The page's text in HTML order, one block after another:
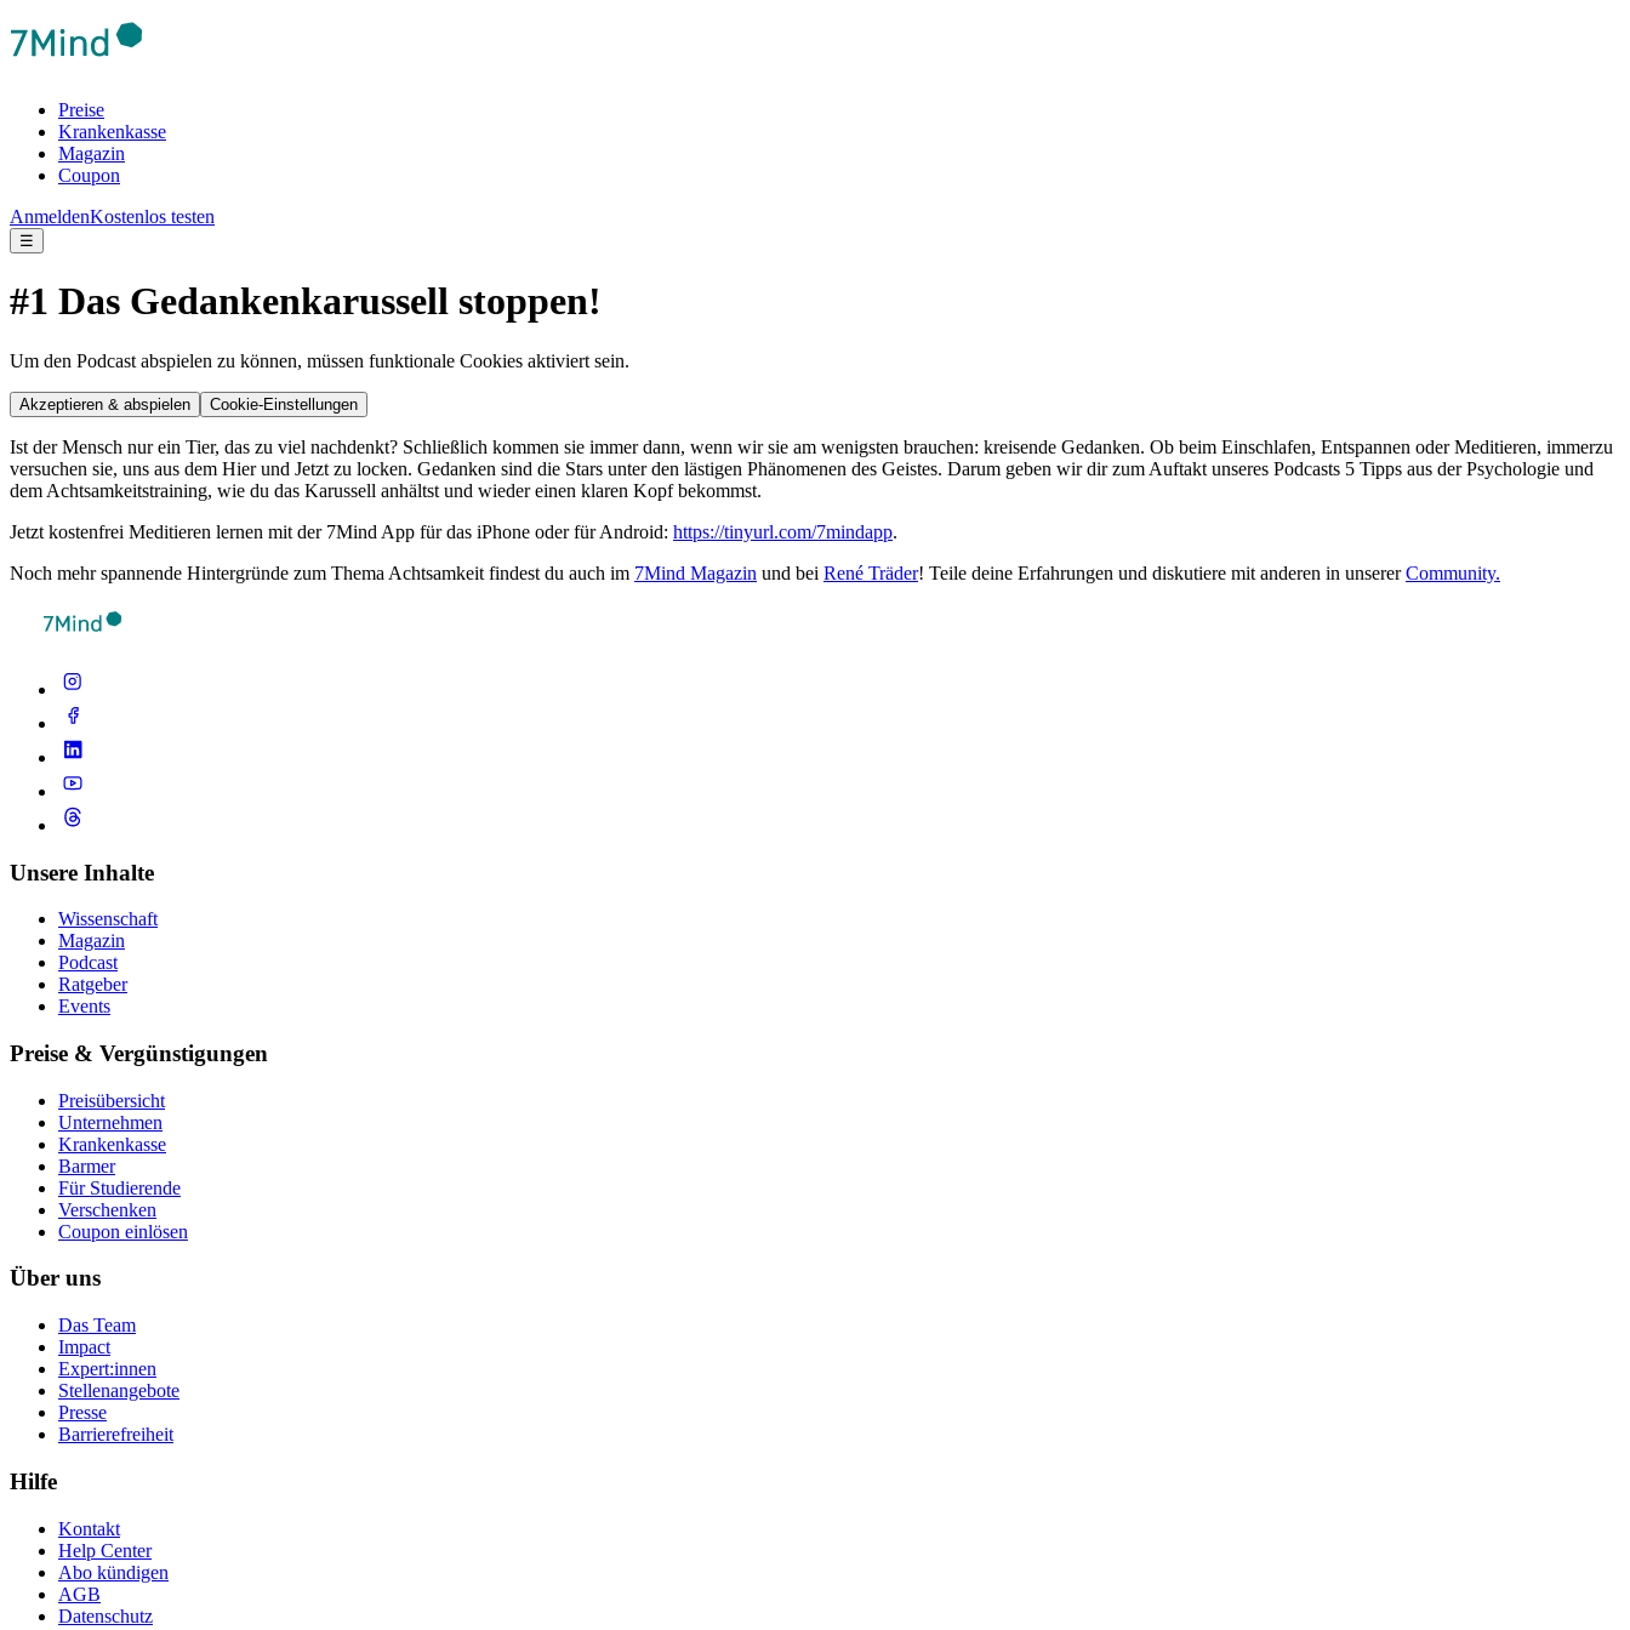
Preise
Krankenkasse
Magazin
Coupon
AnmeldenKostenlos testen
☰
#1 Das Gedankenkarussell stoppen!
Um den Podcast abspielen zu können, müssen funktionale Cookies aktiviert sein.
Akzeptieren & abspielen Cookie-Einstellungen
Ist der Mensch nur ein Tier, das zu viel nachdenkt? Schließlich kommen sie immer dann, wenn wir sie am wenigsten brauchen: kreisende Gedanken. Ob beim Einschlafen, Entspannen oder Meditieren, immerzu
versuchen sie, uns aus dem Hier und Jetzt zu locken. Gedanken sind die Stars unter den lästigen Phänomenen des Geistes. Darum geben wir dir zum Auftakt unseres Podcasts 5 Tipps aus der Psychologie und
dem Achtsamkeitstraining, wie du das Karussell anhältst und wieder einen klaren Kopf bekommst.
Jetzt kostenfrei Meditieren lernen mit der 7Mind App für das iPhone oder für Android: https://tinyurl.com/7mindapp.
Noch mehr spannende Hintergründe zum Thema Achtsamkeit findest du auch im 7Mind Magazin und bei René Träder! Teile deine Erfahrungen und diskutiere mit anderen in unsererCommunity.
Unsere Inhalte
Wissenschaft
Magazin
Podcast
Ratgeber
Events
Preise & Vergünstigungen
Preisübersicht
Unternehmen
Krankenkasse
Barmer
Für Studierende
Ver­schen­ken
Coupon einlösen
Über uns
Das Team
Impact
Expert:innen
Stellenangebote
Presse
Barrierefreiheit
Hilfe
Kontakt
Help Center
Abo kündigen
AGB
Datenschutz